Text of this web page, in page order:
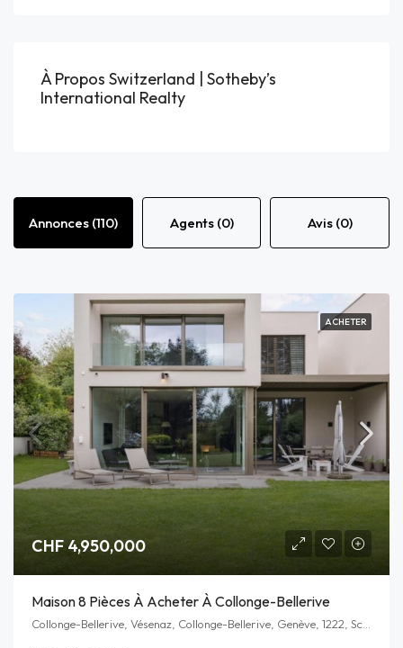
À Propos Switzerland | Sotheby’s
International Realty
Annonces (110) Agents (0) Avis (0)
ACHETER
CHF 4,950,000
Maison 8 Pièces À Acheter À Collonge-Bellerive